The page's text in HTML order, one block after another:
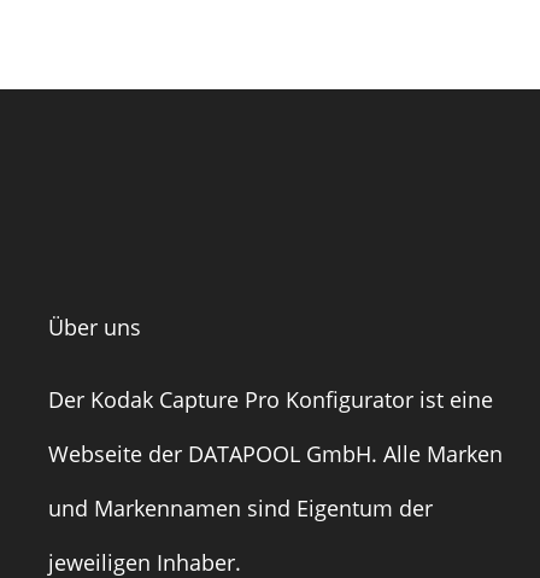
Über uns
Der Kodak Capture Pro Konfigurator ist eine
Webseite der DATAPOOL GmbH. Alle Marken
und Markennamen sind Eigentum der
jeweiligen Inhaber.